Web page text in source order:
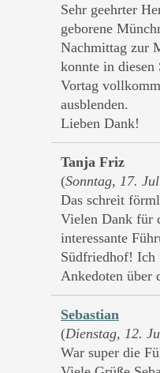
Sehr geehrter
geborene
Nachmittag zur
konnte in
Vortag
ausblenden.
Lieben Dank!
Tanja Friz
(Sonntag, 17.
Das schreit
Vielen Dank für
interessante
Südfriedhof! Ich
Ankedoten über
Sebastian
(Dienstag, 12.
War super die